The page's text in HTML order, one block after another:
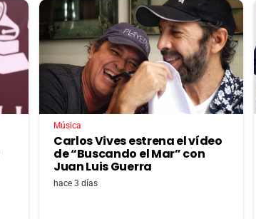
Música
Carlos Vives estrena el vídeo
de “Buscando el Mar” con
Juan Luis Guerra
hace 3 días